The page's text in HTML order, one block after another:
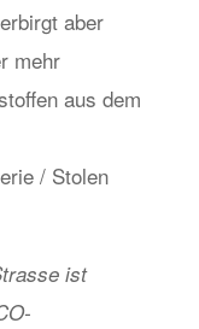
aber
mehr
aus dem
/ Stolen
ist